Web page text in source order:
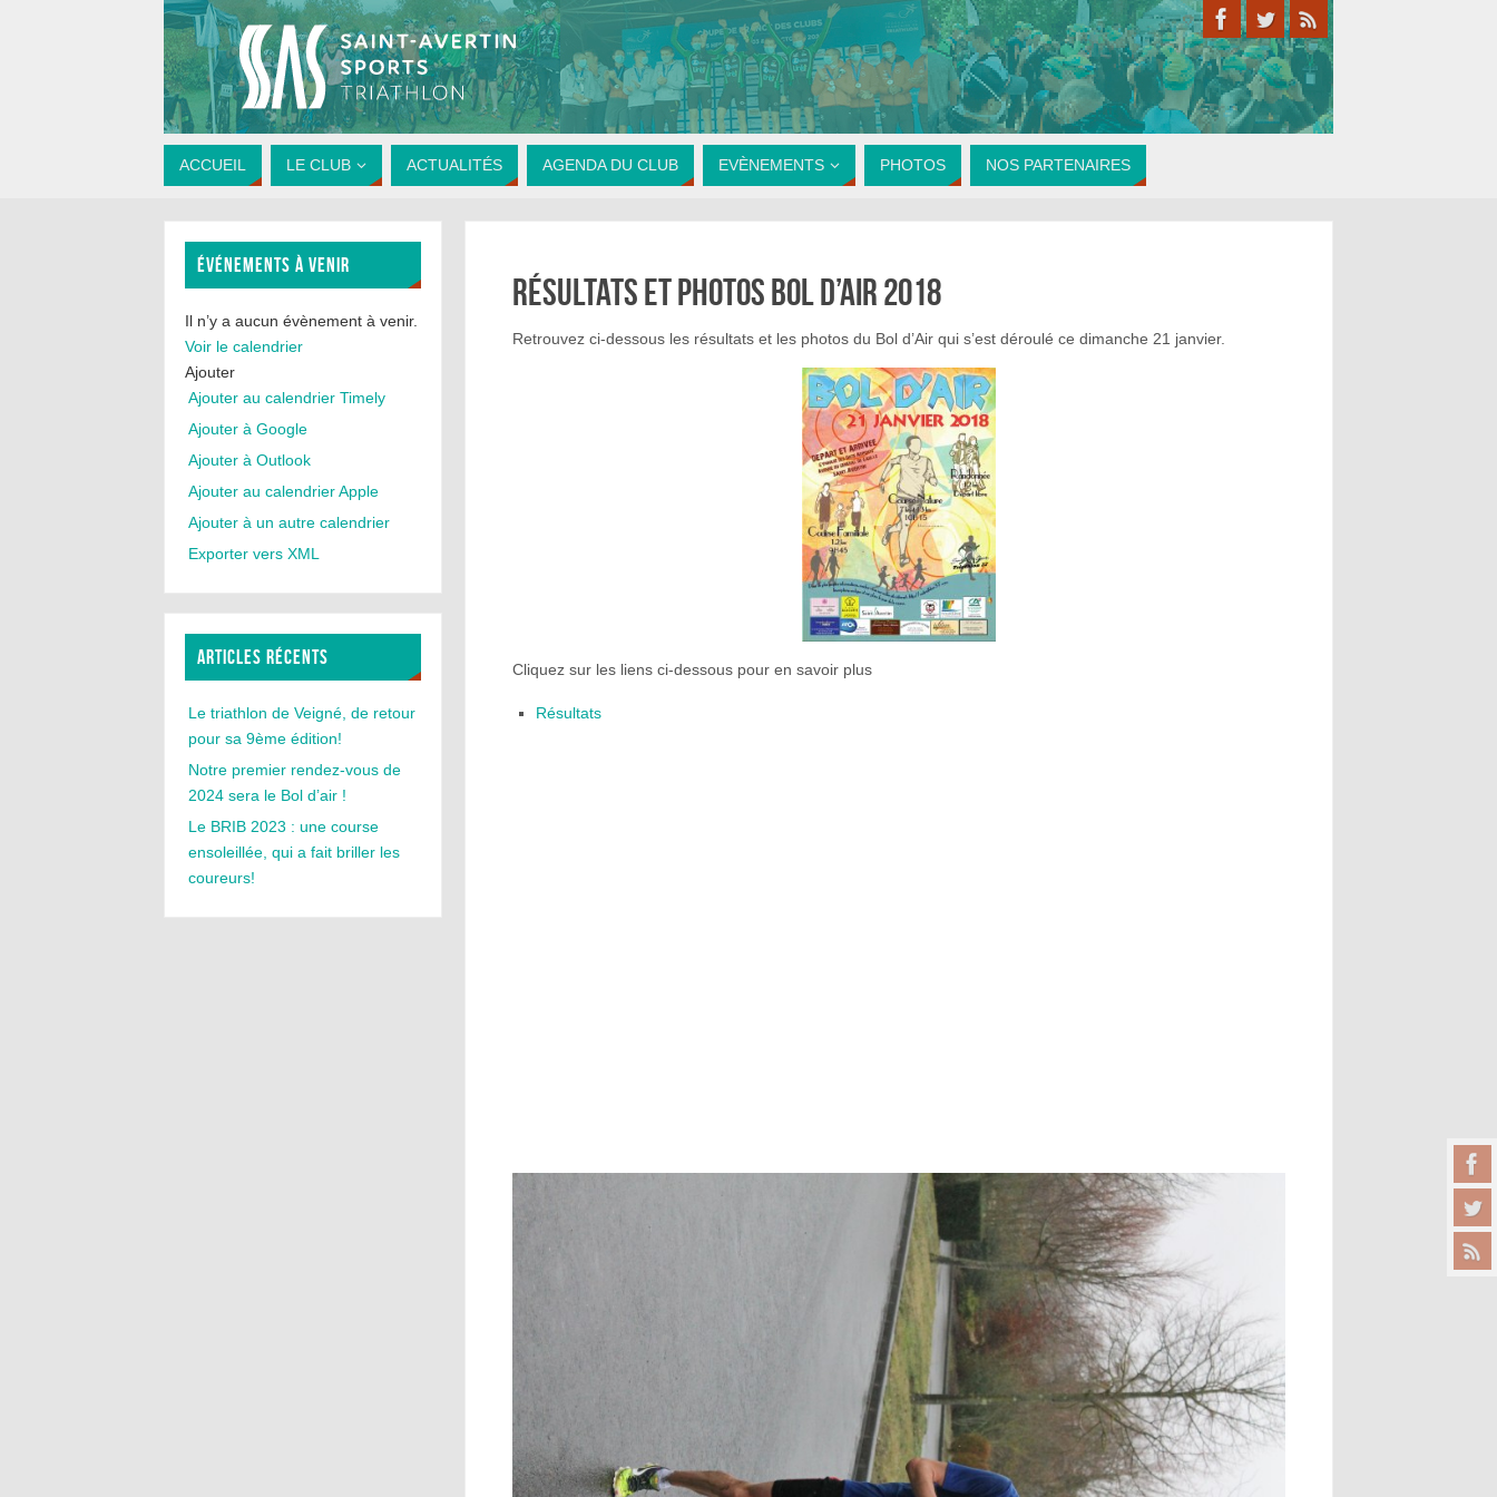
ACCUEIL LE CLUB ACTUALITÉS AGENDA DU CLUB EVÈNEMENTS PHOTOS NOS PARTENAIRES
Résultats et photos bol d’air 2018
Retrouvez ci-dessous les résultats et les photos du Bol d’Air qui s’est déroulé ce dimanche 21 janvier.
Cliquez sur les liens ci-dessous pour en savoir plus
Résultats
ÉVÉNEMENTS À VENIR
Il n’y a aucun évènement à venir.
Voir le calendrier
Ajouter
Ajouter au calendrier Timely
Ajouter à Google
Ajouter à Outlook
Ajouter au calendrier Apple
Ajouter à un autre calendrier
Exporter vers XML
ARTICLES RÉCENTS
Le triathlon de Veigné, de retour
pour sa 9ème édition!
Notre premier rendez-vous de
2024 sera le Bol d’air !
Le BRIB 2023 : une course
ensoleillée, qui a fait briller les
coureurs!